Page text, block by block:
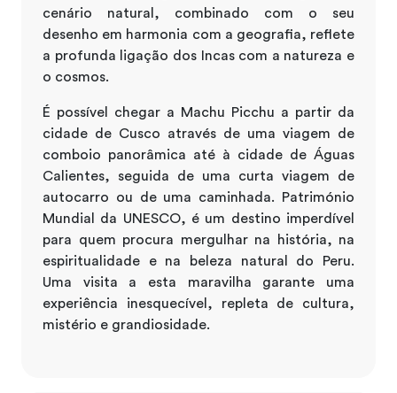
cenário natural, combinado com o seu
desenho em harmonia com a geografia, reflete
a profunda ligação dos Incas com a natureza e
o cosmos.
É possível chegar a Machu Picchu a partir da
cidade de Cusco através de uma viagem de
comboio panorâmica até à cidade de Águas
Calientes, seguida de uma curta viagem de
autocarro ou de uma caminhada. Património
Mundial da UNESCO, é um destino imperdível
para quem procura mergulhar na história, na
espiritualidade e na beleza natural do Peru.
Uma visita a esta maravilha garante uma
experiência inesquecível, repleta de cultura,
mistério e grandiosidade.